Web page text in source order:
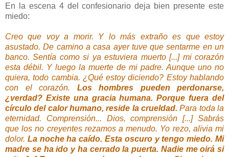
En la escena 4 del confesionario deja bien presente este
miedo:
Creo que voy a morir. Y lo más extraño es que estoy
asustado. De camino a casa ayer tuve que sentarme en un
banco. Sentía como si ya estuviera muerto [...] mi corazón
esta débil. Y luego la muerte de mi padre. Aunque uno no
quiera, todo cambia. ¿Qué estoy diciendo? Estoy hablando
con el corazón. Los hombres pueden perdonarse,
¿verdad? Existe una gracia humana. Porque fuera del
círculo del calor humano, reside la crueldad. Para toda la
eternidad. Comprensión... Dios, comprensión [...] Sabrás
que los no creyentes rezamos a menudo. Yo rezo, alivia mi
dolor. La noche ha caído. Esta oscuro y tengo miedo. Mi
madre se ha ido y ha cerrado la puerta. Nadie me oirá si